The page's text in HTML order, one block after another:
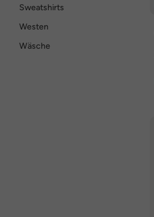
Sweatshirts
Westen
Wäsche